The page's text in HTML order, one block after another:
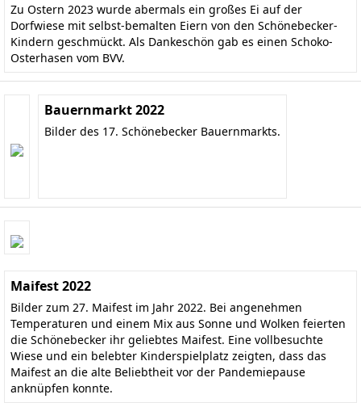
Zu Ostern 2023 wurde abermals ein großes Ei auf der
Dorfwiese mit selbst-bemalten Eiern von den Schönebecker-
Kindern geschmückt. Als Dankeschön gab es einen Schoko-
Osterhasen vom BVV.
Bauernmarkt 2022
Bilder des 17. Schönebecker Bauernmarkts.
Maifest 2022
Bilder zum 27. Maifest im Jahr 2022. Bei angenehmen
Temperaturen und einem Mix aus Sonne und Wolken feierten
die Schönebecker ihr geliebtes Maifest. Eine vollbesuchte
Wiese und ein belebter Kinderspielplatz zeigten, dass das
Maifest an die alte Beliebtheit vor der Pandemiepause
anknüpfen konnte.